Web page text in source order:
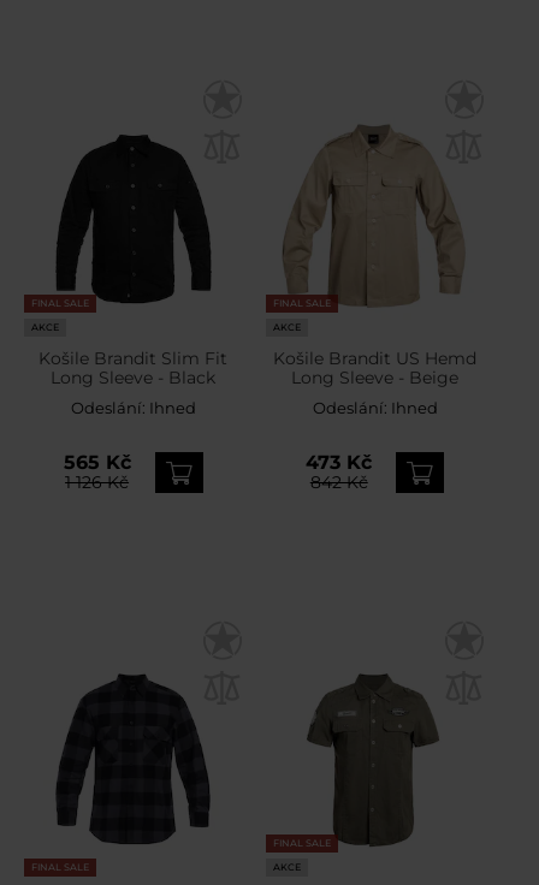
FINAL SALE
AKCE
Košile Brandit Slim Fit
Long Sleeve - Black
Odeslání: Ihned
565 Kč
1 126 Kč
FINAL SALE
AKCE
Košile Brandit US Hemd
Long Sleeve - Beige
Odeslání: Ihned
473 Kč
842 Kč
FINAL SALE
FINAL SALE
AKCE